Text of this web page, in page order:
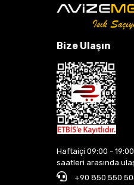
Bize Ulaşın
Haftaiçi 09:00 -
saatleri arasında
+90 850 550